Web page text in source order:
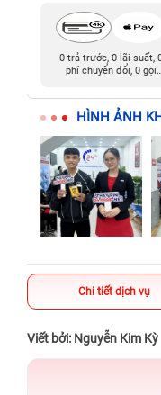
0 trả trước, 0 lãi suất,
phí chuyển đổi, 0 gọi
HÌNH ẢNH
Chi tiết dịch vụ
Viết bởi: Nguyễn Kim Kỳ